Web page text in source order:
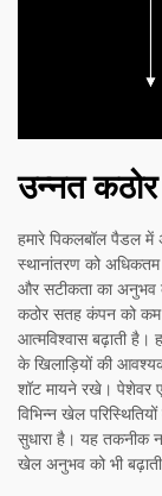
उन्नत कठोर
हमारे पिकलबॉल पैडल
स्थानांतरण को अधिकतम
और सटीकता का अनुभव
कठोर सतह कंपन को
आत्मविश्वास बढ़ाती है।
के खिलाड़ियों की
शॉट मायने रखे। पेशेवर
विभिन्न खेल
सुधारा है। यह तकनीक
खेल अनुभव को भी